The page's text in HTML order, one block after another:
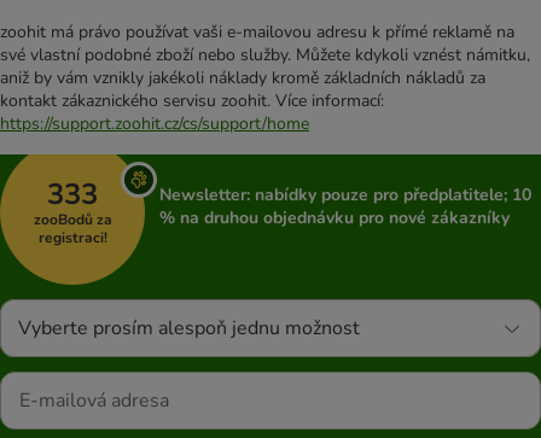
zoohit má právo používat vaši e-mailovou adresu k přímé reklamě na
své vlastní podobné zboží nebo služby. Můžete kdykoli vznést námitku,
aniž by vám vznikly jakékoli náklady kromě základních nákladů za
kontakt zákaznického servisu zoohit. Více informací:
https://support.zoohit.cz/cs/support/home
333
zooBodů za
registraci!
Newsletter: nabídky pouze pro předplatitele; 10
% na druhou objednávku pro nové zákazníky
Vyberte prosím alespoň jednu možnost